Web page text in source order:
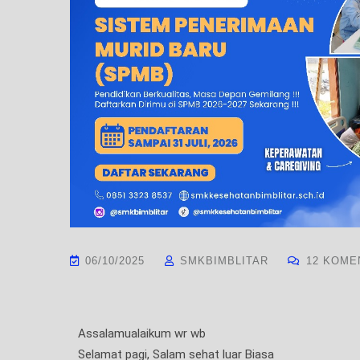
06/10/2025 SMKBIMBLITAR 12
Assalamualaikum wr wb
Selamat pagi, Salam sehat luar Biasa